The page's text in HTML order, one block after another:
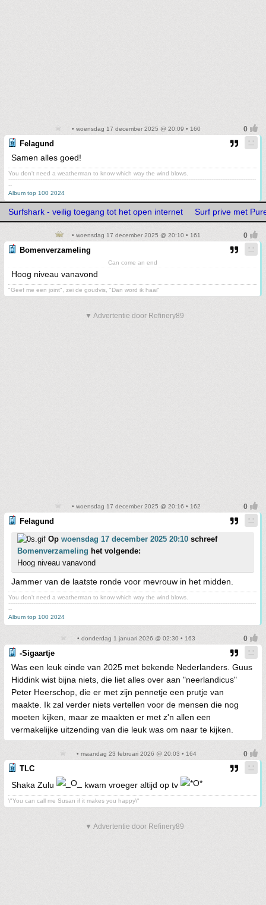
• woensdag 17 december 2025 @ 20:09 • 160
Felagund
Samen alles goed!
You don't need a weatherman to know which way the wind blows.
-------------------------------------------------------------------------------------------------------------------------------------------
--
Album top 100 2024
Surfshark - veilig toegang tot het open internet Surf prive met
• woensdag 17 december 2025 @ 20:10 • 161
Bomenverzameling
Can come an end
Hoog niveau vanavond
"Geef me een joint", zei de goudvis, "Dan word ik haai"
▼ Advertentie door Refinery89
• woensdag 17 december 2025 @ 20:16 • 162
Felagund
Op woensdag 17 december 2025 20:10 schreef
Bomenverzameling het volgende:
Hoog niveau vanavond
Jammer van de laatste ronde voor mevrouw in het midden.
You don't need a weatherman to know which way the wind blows.
-------------------------------------------------------------------------------------------------------------------------------------------
--
Album top 100 2024
• donderdag 1 januari 2026 @ 02:30 • 163
-Sigaartje
Was een leuk einde van 2025 met bekende Nederlanders. Guus
Hiddink wist bijna niets, die liet alles over aan "neerlandicus"
Peter Heerschop, die er met zijn pennetje een prutje van
maakte. Ik zal verder niets vertellen voor de mensen die nog
moeten kijken, maar ze maakten er met z'n allen een
vermakelijke uitzending van die leuk was om naar te kijken.
• maandag 23 februari 2026 @ 20:03 • 164
TLC
Shaka Zulu kwam vroeger altijd op tv
\"You can call me Susan if it makes you happy\"
▼ Advertentie door Refinery89